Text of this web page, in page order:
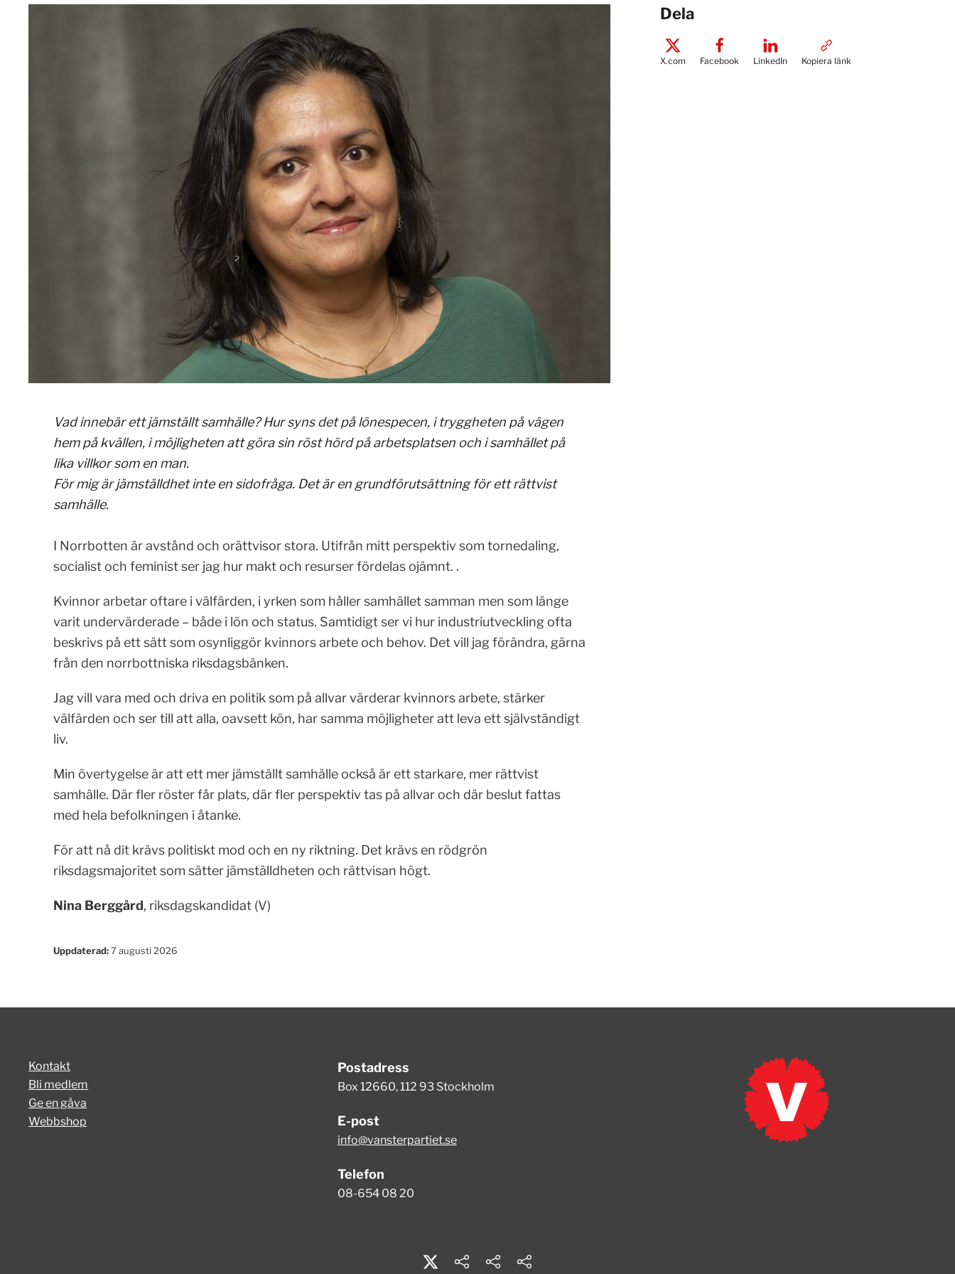
Vad innebär ett jämställt samhälle? Hur syns det på lönespecen, i tryggheten på vägen
hem på kvällen, i möjligheten att göra sin röst hörd på arbetsplatsen och i samhället på
lika villkor som en man.
För mig är jämställdhet inte en sidofråga. Det är en grundförutsättning för ett rättvist
samhälle.
I Norrbotten är avstånd och orättvisor stora. Utifrån mitt perspektiv som tornedaling,
socialist och feminist ser jag hur makt och resurser fördelas ojämnt. .
Kvinnor arbetar oftare i välfärden, i yrken som håller samhället samman men som länge
varit undervärderade – både i lön och status. Samtidigt ser vi hur industriutveckling ofta
beskrivs på ett sätt som osynliggör kvinnors arbete och behov. Det vill jag förändra, gärna
från den norrbottniska riksdagsbänken.
Jag vill vara med och driva en politik som på allvar värderar kvinnors arbete, stärker
välfärden och ser till att alla, oavsett kön, har samma möjligheter att leva ett självständigt
liv.
Min övertygelse är att ett mer jämställt samhälle också är ett starkare, mer rättvist
samhälle. Där fler röster får plats, där fler perspektiv tas på allvar och där beslut fattas
med hela befolkningen i åtanke.
För att nå dit krävs politiskt mod och en ny riktning. Det krävs en rödgrön
riksdagsmajoritet som sätter jämställdheten och rättvisan högt.
Nina Berggård, riksdagskandidat (V)
Uppdaterad:7 augusti 2026
Dela
X.com Facebook LinkedIn Kopiera länk
Kontakt
Bli medlem
Ge en gåva
Webbshop
Postadress
Box 12660, 112 93 Stockholm
E-post
info@vansterpartiet.se
Telefon
08-654 08 20